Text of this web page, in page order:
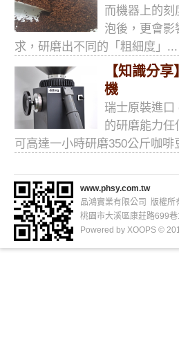
而機器上的
泡後，更會
求，研磨出不同的「粗細度」...
【知識分
機
瑞士原裝進口
的研磨能力
可高達一小時研磨350公斤咖
www.phsy.com.tw
品鴻實業有限公司 版權
桃園市大溪區康莊路699
Powered by XOOPS ©